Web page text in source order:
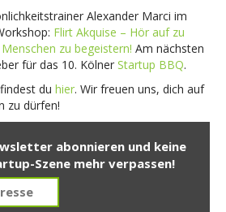
Alexander Marci im
Flirt Akquise – Hör auf zu
zu begeistern! Am nächsten
für das 10. Kölner Startup BBQ.
du hier. Wir freuen uns, dich auf
zu dürfen!
abonnieren und keine
Szene mehr verpassen!